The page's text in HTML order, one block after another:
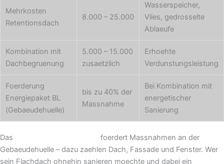
Mehrkosten
Retentionsdach
8.000 – 25.000
Wasserspeicher,
Vlies, gedrosselte
Ablaeufe
Kombination mit
Dachbegruenung
5.000 – 15.000
zusaetzlich
Erhoehte
Verdunstungsleistung
Foerderung
Energiepaket BL
(Gebaeudehuelle)
bis zu 40% der
Massnahme
Bei Kombination mit
energetischer
Sanierung
Das
foerdert Massnahmen an der
Gebaeudehuelle – dazu zaehlen Dach, Fassade und Fenster. Wer
sein Flachdach ohnehin sanieren moechte und dabei ein